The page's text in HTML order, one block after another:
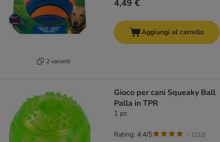
2 varianti
4,49 €
Aggiungi al carrello
Gioco per cani Squeaky Ball
Palla in TPR
1 pz
Rating: 4.4/5 (222)